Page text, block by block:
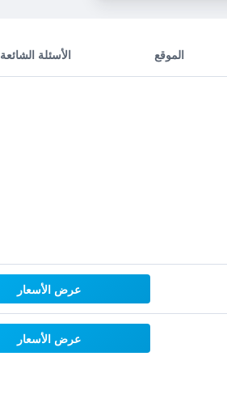
الموقع الأسئلة الشائعة
عرض الأسعار
عرض الأسعار